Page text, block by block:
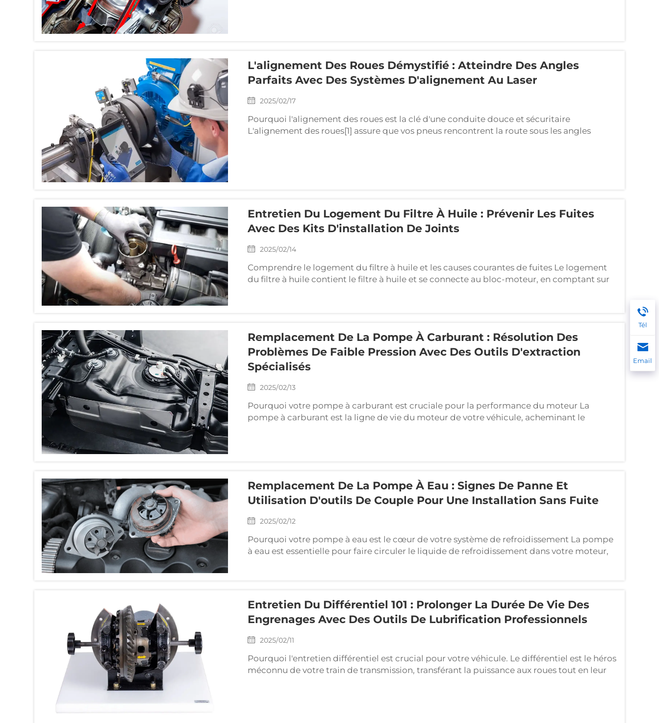
L'alignement Des Roues Démystifié : Atteindre Des Angles
Parfaits Avec Des Systèmes D'alignement Au Laser
2025/02/17
Pourquoi l'alignement des roues est la clé d'une conduite douce et sécuritaire
L'alignement des roues[1] assure que vos pneus rencontrent la route sous les angles
Entretien Du Logement Du Filtre À Huile : Prévenir Les Fuites
Avec Des Kits D'installation De Joints
2025/02/14
Comprendre le logement du filtre à huile et les causes courantes de fuites Le logement
du filtre à huile contient le filtre à huile et se connecte au bloc-moteur, en comptant sur
Remplacement De La Pompe À Carburant : Résolution Des
Problèmes De Faible Pression Avec Des Outils D'extraction
Spécialisés
2025/02/13
Pourquoi votre pompe à carburant est cruciale pour la performance du moteur La
pompe à carburant est la ligne de vie du moteur de votre véhicule, acheminant le
Remplacement De La Pompe À Eau : Signes De Panne Et
Utilisation D'outils De Couple Pour Une Installation Sans Fuite
2025/02/12
Pourquoi votre pompe à eau est le cœur de votre système de refroidissement La pompe
à eau est essentielle pour faire circuler le liquide de refroidissement dans votre moteur,
Entretien Du Différentiel 101 : Prolonger La Durée De Vie Des
Engrenages Avec Des Outils De Lubrification Professionnels
2025/02/11
Pourquoi l'entretien différentiel est crucial pour votre véhicule. Le différentiel est le héros
méconnu de votre train de transmission, transférant la puissance aux roues tout en leur
Tél
Email